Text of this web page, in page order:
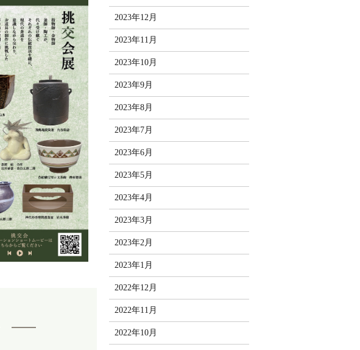
2023年12月
2023年11月
2023年10月
2023年9月
2023年8月
2023年7月
2023年6月
2023年5月
2023年4月
2023年3月
2023年2月
2023年1月
2022年12月
2022年11月
2022年10月